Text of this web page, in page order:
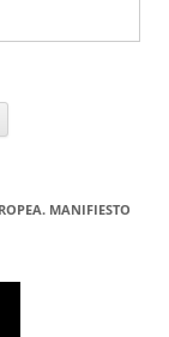
MANIFIESTO